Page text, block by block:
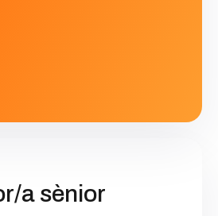
a sènior